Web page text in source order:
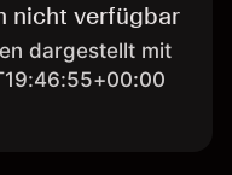
nicht verfügbar
dargestellt mit